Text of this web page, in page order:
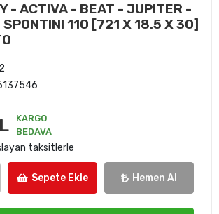
- ACTIVA - BEAT - JUPITER -
SPONTINI 110 [721 X 18.5 X 30]
KARGO
BEDAVA
taksitlerle
Sepete Ekle Hemen Al